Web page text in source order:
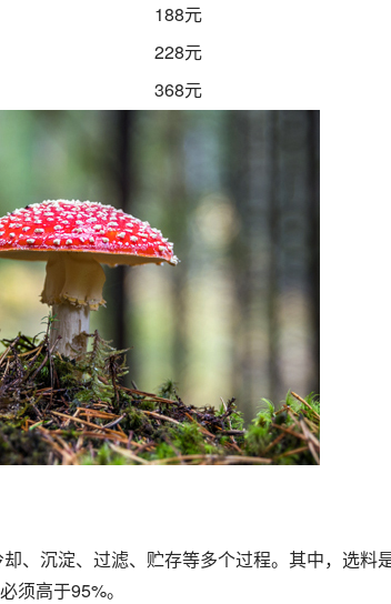
188元
228元
368元
须高于95%。